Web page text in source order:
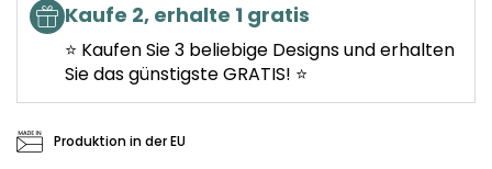
Kaufe 2, erhalte 1 gratis
⭐ Kaufen Sie 3 beliebige Designs und erhalten
Sie das günstigste GRATIS! ⭐
Produktion in der EU